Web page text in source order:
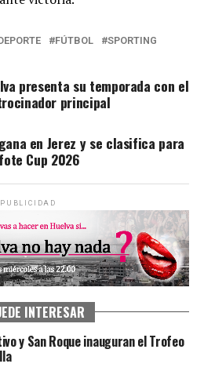
FÚTBOL SPORTING
presenta su temporada con el
principal
en Jerez y se clasifica para
Cup 2026
PUBLICIDAD
INTERESAR
y San Roque inauguran el Trofeo